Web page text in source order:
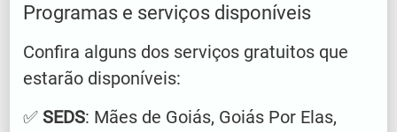
Programas e serviços disponíveis
Confira alguns dos serviços gratuitos que
estarão disponíveis:
✅SEDS: Mães de Goiás, Goiás Por Elas,